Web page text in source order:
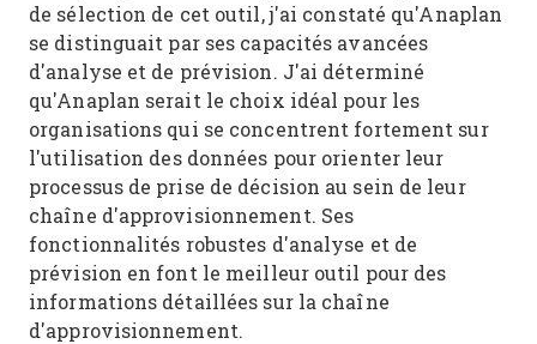
de sélection de cet outil, j'ai constaté qu'Anaplan
se distinguait par ses capacités avancées
d'analyse et de prévision. J'ai déterminé
qu'Anaplan serait le choix idéal pour les
organisations qui se concentrent fortement sur
l'utilisation des données pour orienter leur
processus de prise de décision au sein de leur
chaîne d'approvisionnement. Ses
fonctionnalités robustes d'analyse et de
prévision en font le meilleur outil pour des
informations détaillées sur la chaîne
d'approvisionnement.